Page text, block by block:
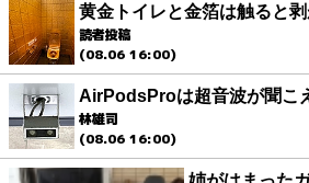
黄金トイレと金箔は触ると
読者投稿
(08.06 16:00)
AirPodsProは超音波が聞こ
林雄司
(08.06 16:00)